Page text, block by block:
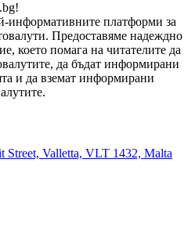
информативните платформи за
Предоставяме надеждно
което помага на читателите да
да бъдат информирани
и да вземат информирани
Valletta, VLT 1432, Malta